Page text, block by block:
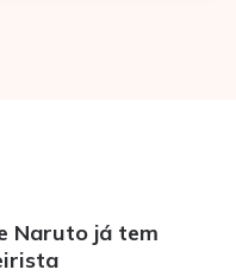
Naruto já tem